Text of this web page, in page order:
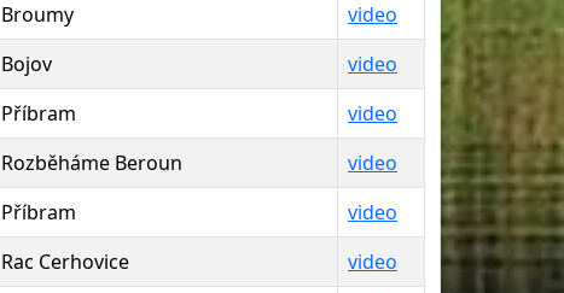
Broumy
video
Bojov
video
Příbram
video
Rozběháme Beroun
video
Příbram
video
Rac Cerhovice
video